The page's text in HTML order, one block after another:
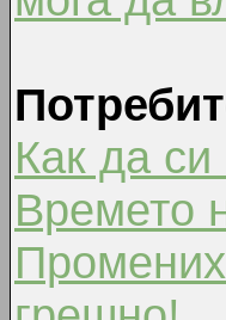
Как да
Времето